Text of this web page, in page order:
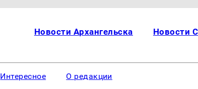
Новости Архангельска Новости
Интересное О редакции